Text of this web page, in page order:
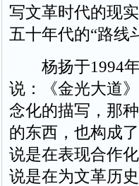
写文革时代的现
五十年代的“路线
杨扬于1994年
说：《金光大道
念化的描写，那
的东西，也构成
说是在表现合作
说是在为文革历史